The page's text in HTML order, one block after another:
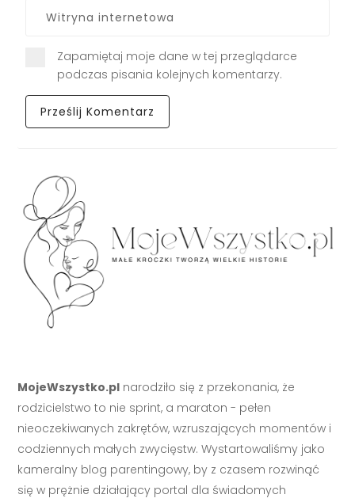
Zapamiętaj moje dane w tej przeglądarce
podczas pisania kolejnych komentarzy.
MojeWszystko.pl narodziło się z przekonania, że
rodzicielstwo to nie sprint, a maraton - pełen
nieoczekiwanych zakrętów, wzruszających momentów i
codziennych małych zwycięstw. Wystartowaliśmy jako
kameralny blog parentingowy, by z czasem rozwinąć
się w prężnie działający portal dla świadomych